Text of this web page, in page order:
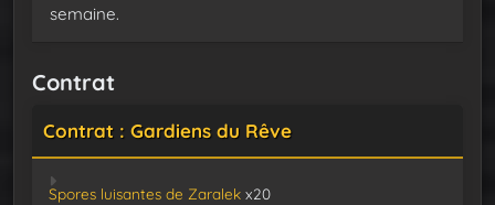
semaine.
Contrat
Contrat : Gardiens du Rêve
Spores luisantes de Zaralek x20